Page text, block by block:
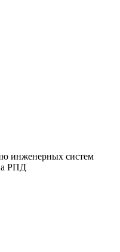
инженерных систем
РПД